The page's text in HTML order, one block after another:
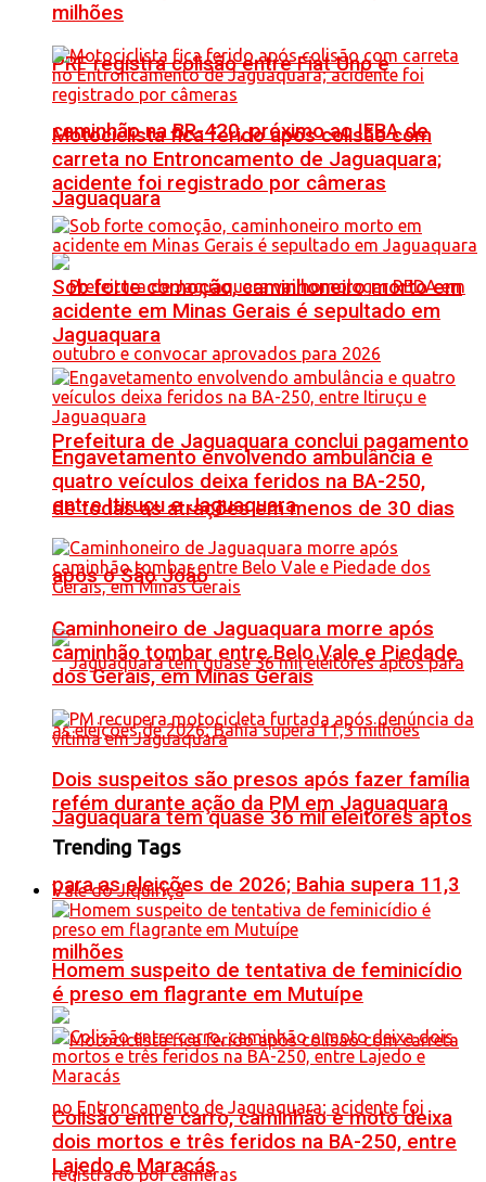
PRF registra colisão entre Fiat Uno e
caminhão na BR-420, próximo ao IFBA de
Jaguaquara
Prefeitura de Jaguaquara conclui pagamento
de todas as atrações em menos de 30 dias
após o São João
Jaguaquara tem quase 36 mil eleitores aptos
para as eleições de 2026; Bahia supera 11,3
milhões
milhões
Motociclista fica ferido após colisão com
carreta no Entroncamento de Jaguaquara;
acidente foi registrado por câmeras
Sob forte comoção, caminhoneiro morto em
acidente em Minas Gerais é sepultado em
Jaguaquara
Engavetamento envolvendo ambulância e
quatro veículos deixa feridos na BA-250,
entre Itiruçu e Jaguaquara
Caminhoneiro de Jaguaquara morre após
caminhão tombar entre Belo Vale e Piedade
dos Gerais, em Minas Gerais
Dois suspeitos são presos após fazer família
refém durante ação da PM em Jaguaquara
Trending Tags
Vale do Jiquiriçá
Homem suspeito de tentativa de feminicídio
é preso em flagrante em Mutuípe
Colisão entre carro, caminhão e moto deixa
dois mortos e três feridos na BA-250, entre
Lajedo e Maracás